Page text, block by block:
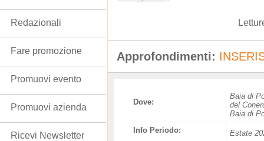
Approfondimenti:
Dove:
Baia di
del
Baia di
Info Periodo:
Estate
Redazionali
Fare promozione
Promuovi evento
Promuovi azienda
Ricevi Newsletter